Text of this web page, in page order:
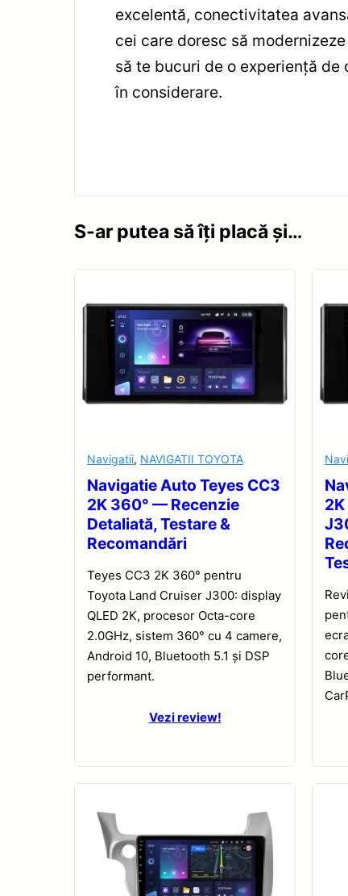
excelentă, conectivitatea
cei care doresc să
să te bucuri de o experiență
în considerare.
S-ar putea să îți placă și…
Navigatii, NAVIGATII TOYOTA
Navigatie Auto Teyes CC3
2K 360° — Recenzie
Detaliată, Testare &
Recomandări
Teyes CC3 2K 360° pentru
Toyota Land Cruiser J300: display
QLED 2K, procesor Octa-core
2.0GHz, sistem 360° cu 4 camere,
Android 10, Bluetooth 5.1 și DSP
performant.
Vezi review!